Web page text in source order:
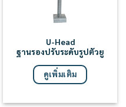
U-Head
ฐานรองปรับระดับรูปตัวยู
ดูเพิ่มเติม